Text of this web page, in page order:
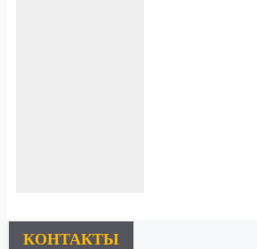
КОНТАКТЫ